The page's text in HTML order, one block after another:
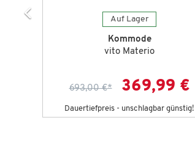
Auf Lager
Kommode
vito Materio
693,00 €* 369,99 €
Dauertiefpreis - unschlagbar günstig!